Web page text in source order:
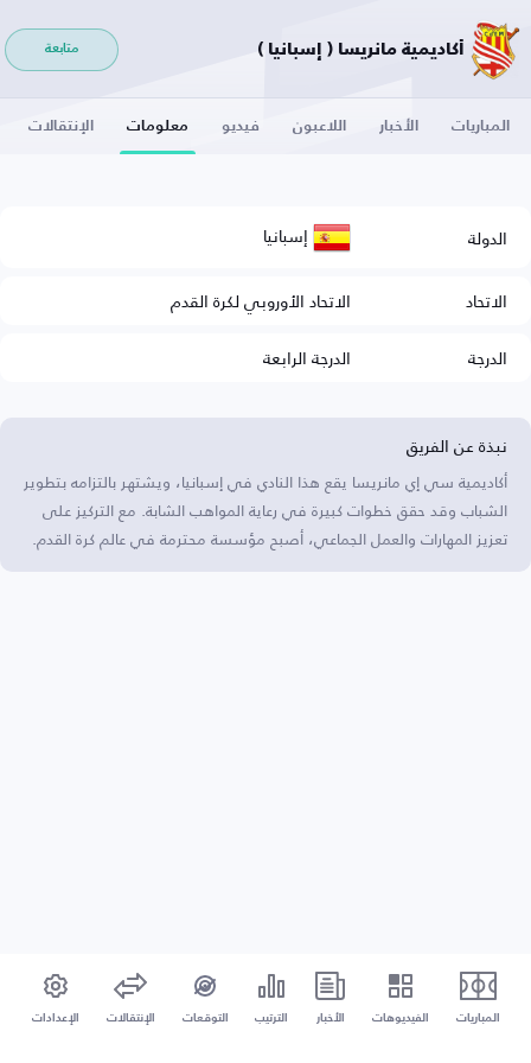
أكاديمية مانريسا ( إسبانيا ) متابعة
المباريات الأخبار اللاعبون فيديو معلومات الإنتقالات
الدولة إسبانيا
الاتحاد
الاتحاد الأوروبي لكرة القدم
الدرجة
الدرجة الرابعة
نبذة عن الفريق
أكاديمية سي إي مانريسا يقع هذا النادي في إسبانيا، ويشتهر بالتزامه بتطوير
الشباب وقد حقق خطوات كبيرة في رعاية المواهب الشابة. مع التركيز على
تعزيز المهارات والعمل الجماعي، أصبح مؤسسة محترمة في عالم كرة القدم.
المباريات الفيديوهات الأخبار الترتيب التوقعات الإنتقالات الإعدادات